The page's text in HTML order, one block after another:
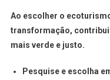
Ao escolher o
transformação,
mais verde e justo.
Pesquise e escolha